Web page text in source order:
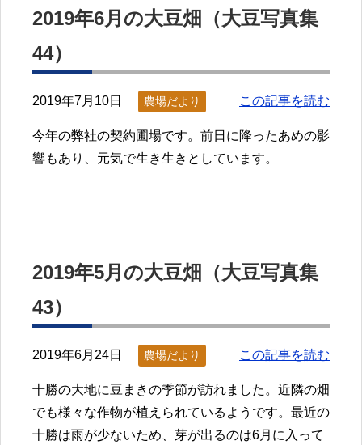
2019年6月の大豆畑（大豆写真集
44）
2019年7月10日 農場だより この記事を読む
今年の弊社の契約圃場です。前日に降ったあめの影
響もあり、元気で生き生きとしています。
2019年5月の大豆畑（大豆写真集
43）
2019年6月24日 農場だより この記事を読む
十勝の大地に豆まきの季節が訪れました。近隣の畑
でも様々な作物が植えられているようです。最近の
十勝は雨が少ないため、芽が出るのは6月に入って